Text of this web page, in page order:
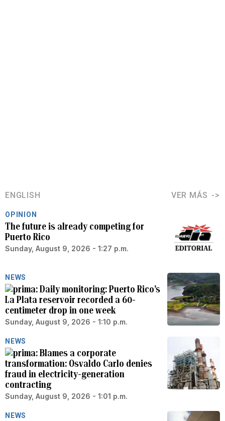
ENGLISH VER MÁS
OPINION
The future is already competing for
Puerto Rico
Sunday, August 9, 2026 - 1:27 p.m.
NEWS
Daily monitoring: Puerto Rico’s
La Plata reservoir recorded a 60-
centimeter drop in one week
Sunday, August 9, 2026 - 1:10 p.m.
NEWS
Blames a corporate
transformation: Osvaldo Carlo denies
fraud in electricity-generation
contracting
Sunday, August 9, 2026 - 1:01 p.m.
NEWS